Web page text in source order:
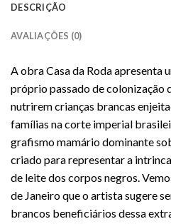
DESCRIÇÃO
AVALIAÇÕES (0)
A obra Casa da Roda apresenta
próprio passado de colonização
nutrirem crianças brancas
famílias na corte imperial
grafismo mamário dominante
criado para representar a
de leite dos corpos negros.
de Janeiro que o artista sugere
brancos beneficiários dessa